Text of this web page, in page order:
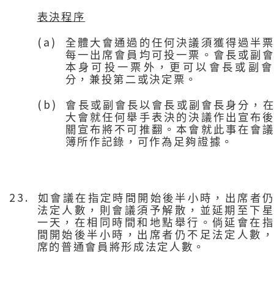
表決程序
(a)
全體大會通過的任何決議須獲得過半
每一出席會員均可投一票。會長或副
本身可投一票外，更可以會長或副
分，兼投第二或決定票。
(b)
會長或副會長以會長或副會長身分，
大會就任何舉手表決的決議作出宣布
關宣布將不可推翻。本會就此事在會
簿所作記錄，可作為足夠證據。
23.
如會議在指定時間開始後半小時，出席者
法定人數，則會議須予解散，並延期至下
一天，在相同時間和地點舉行。倘延會在
間開始後半小時，出席者仍不足法定人數
席的普通會員將形成法定人數。